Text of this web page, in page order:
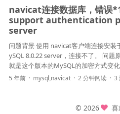
navicat连接数据库，错
support authentication
server
问题背景 使用 navicat客户端连接安装于
ySQL 8.0.22 server，连接不了。 问题
就是这个版本的MySQL的加密方式变
5 年前 mysql,navicat 2 分钟阅读 3
© 2026
喜